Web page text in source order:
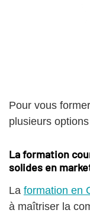
Pour vous
plusieurs
La formation
solides en
La formation en
à maîtriser la